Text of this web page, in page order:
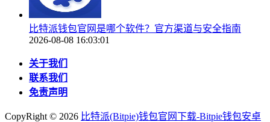
比特派钱包官网是哪个软件？官方渠道与安全指南
2026-08-08 16:03:01
关于我们
联系我们
免责声明
CopyRight © 2026 比特派(Bitpie)钱包官网下载-Bitpie钱包安卓